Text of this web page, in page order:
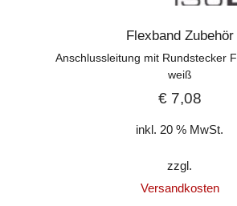
Flexband Zubehör
Anschlussleitung mit Rundstecker
weiß
€7,08
inkl. 20 % MwSt.
zzgl.
Versandkosten